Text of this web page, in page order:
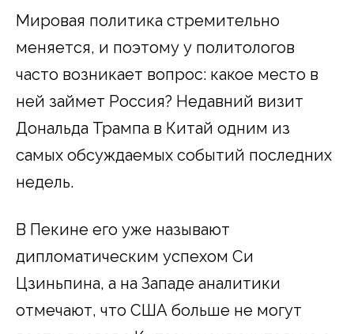
Мировая политика стремительно
меняется, и поэтому у политологов
часто возникает вопрос: какое место в
ней займет Россия? Недавний визит
Дональда Трампа в Китай одним из
самых обсуждаемых событий последних
недель.
В Пекине его уже называют
дипломатическим успехом Си
Цзиньпина, а на Западе аналитики
отмечают, что США больше не могут